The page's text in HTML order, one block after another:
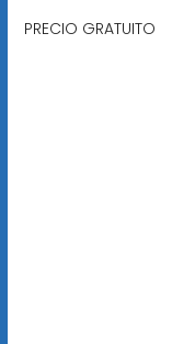
PRECIO GRATUITO